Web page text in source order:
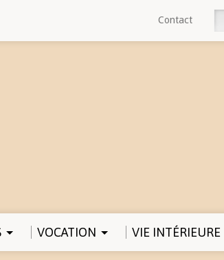
Contact
VOCATION VIE INTÉRIEURE